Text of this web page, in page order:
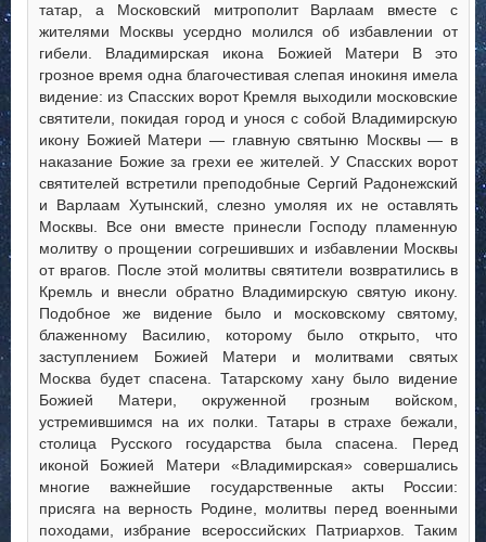
татар, а Московский митрополит Варлаам вместе с
жителями Москвы усердно молился об избавлении от
гибели. Владимирская икона Божией Матери В это
грозное время одна благочестивая слепая инокиня имела
видение: из Спасских ворот Кремля выходили московские
святители, покидая город и унося с собой Владимирскую
икону Божией Матери — главную святыню Москвы — в
наказание Божие за грехи ее жителей. У Спасских ворот
святителей встретили преподобные Сергий Радонежский
и Варлаам Хутынский, слезно умоляя их не оставлять
Москвы. Все они вместе принесли Господу пламенную
молитву о прощении согрешивших и избавлении Москвы
от врагов. После этой молитвы святители возвратились в
Кремль и внесли обратно Владимирскую святую икону.
Подобное же видение было и московскому святому,
блаженному Василию, которому было открыто, что
заступлением Божией Матери и молитвами святых
Москва будет спасена. Татарскому хану было видение
Божией Матери, окруженной грозным войском,
устремившимся на их полки. Татары в страхе бежали,
столица Русского государства была спасена. Перед
иконой Божией Матери «Владимирская» совершались
многие важнейшие государственные акты России:
присяга на верность Родине, молитвы перед военными
походами, избрание всероссийских Патриархов. Таким